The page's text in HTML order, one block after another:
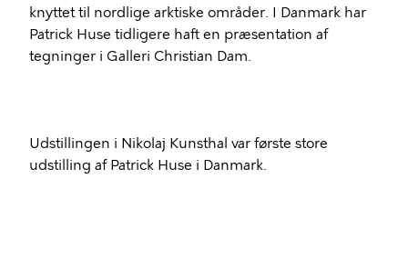
knyttet til nordlige arktiske områder. I Danmark har
Patrick Huse tidligere haft en præsentation af
tegninger i Galleri Christian Dam.
Udstillingen i Nikolaj Kunsthal var første store
udstilling af Patrick Huse i Danmark.